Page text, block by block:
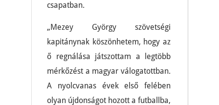
csapatban.
„Mezey György szövetségi
kapitánynak köszönhetem, hogy az
ő regnálása játszottam a legtöbb
mérkőzést a magyar válogatottban.
A nyolcvanas évek első felében
olyan újdonságot hozott a futballba,